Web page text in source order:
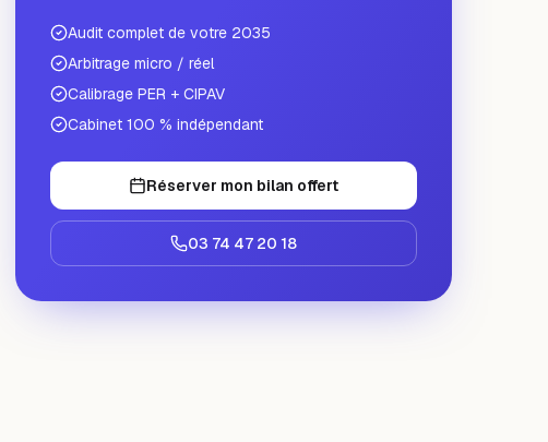
Audit complet de votre 2035
Arbitrage micro / réel
Calibrage PER + CIPAV
Cabinet 100 % indépendant
Réserver mon bilan offert
03 74 47 20 18